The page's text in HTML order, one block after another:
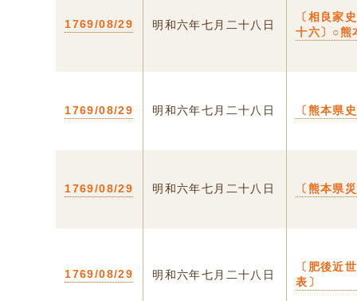
1769/08/29 明和六年七月二十八日
〔相良家
十六〕○熊
1769/08/29 明和六年七月二十八日 〔熊本県
1769/08/29 明和六年七月二十八日 〔熊本県
1769/08/29 明和六年七月二十八日
〔肥後近
表〕